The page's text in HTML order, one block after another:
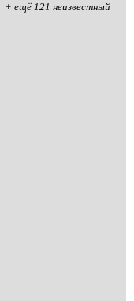
+ ещё 121 неизвестный